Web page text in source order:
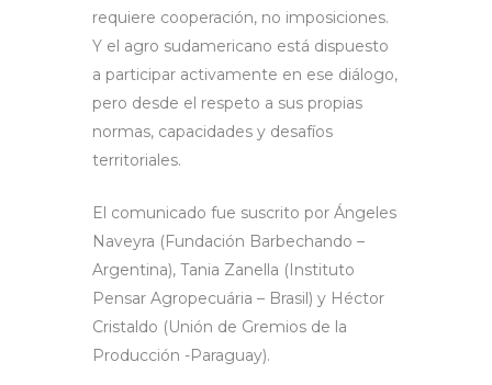
requiere cooperación, no imposiciones.
Y el agro sudamericano está dispuesto
a participar activamente en ese diálogo,
pero desde el respeto a sus propias
normas, capacidades y desafíos
territoriales.
El comunicado fue suscrito por Ángeles
Naveyra (Fundación Barbechando –
Argentina), Tania Zanella (Instituto
Pensar Agropecuária – Brasil) y Héctor
Cristaldo (Unión de Gremios de la
Producción -Paraguay).